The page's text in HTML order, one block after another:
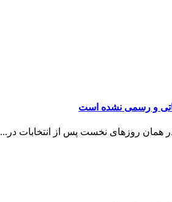
و رسمی نشده است
همان روزهای نخست پس از انتخابات در...